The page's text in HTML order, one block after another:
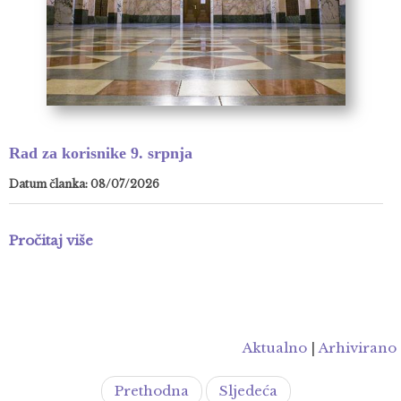
Rad za korisnike 9. srpnja
Datum članka: 08/07/2026
Pročitaj više
Aktualno |Arhivirano
Prethodna Sljedeća